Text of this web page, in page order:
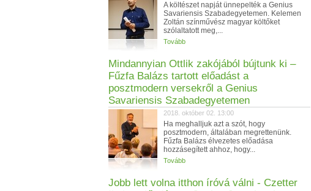
A költészet napját ünnepelték a Genius
Savariensis Szabadegyetemen. Kelemen
Zoltán színművész magyar költőket
szólaltatott meg,...
Tovább
Mindannyian Ottlik zakójából bújtunk ki –
Fűzfa Balázs tartott előadást a
posztmodern versekről a Genius
Savariensis Szabadegyetemen
2018. október 02. 13:00
Ha meghalljuk azt a szót, hogy
posztmodern, általában megrettenünk.
Fűzfa Balázs élvezetes előadása
hozzásegített ahhoz, hogy...
Tovább
Jobb lett volna itthon íróvá válni - Czetter